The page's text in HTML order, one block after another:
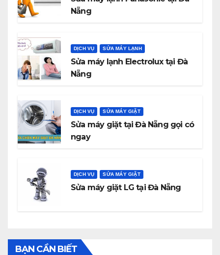
Nẵng
DỊCH VỤ SỬA MÁY LẠNH
Sửa máy lạnh Electrolux tại Đà
Nẵng
DỊCH VỤ SỬA MÁY GIẶT
Sửa máy giặt tại Đà Nẵng gọi có
ngay
DỊCH VỤ SỬA MÁY GIẶT
Sửa máy giặt LG tại Đà Nẵng
BẠN CẦN BIẾT